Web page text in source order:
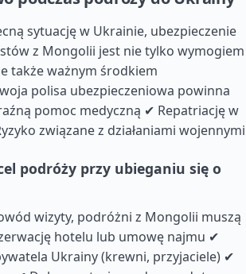
sytuację w Ukrainie, ubezpieczenie
z Mongolii jest nie tylko wymogiem
także ważnym środkiem
polisa ubezpieczeniowa powinna
pomoc medyczną ✔ Repatriację w
związane z działaniami wojennymi
podróży przy ubieganiu się o
wizyty, podróżni z Mongolii muszą
hotelu lub umowę najmu ✔
Ukrainy (krewni, przyjaciele) ✔